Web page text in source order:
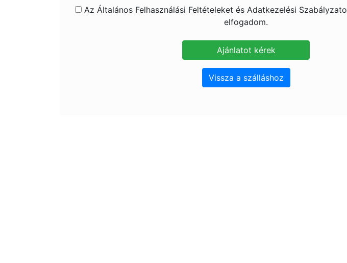
Az Általános Felhasználási Feltételeket és Adatkezelési
elfogadom.
Vissza a szálláshoz